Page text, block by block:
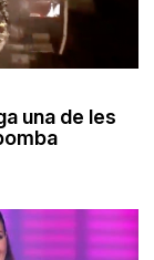
una de les